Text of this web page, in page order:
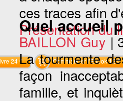
ces traces afin
Présentation du
24 € Commander l'Ebook 12 €
Quel accueil
BAILLON Guy |
La tourmente
façon
famille, et